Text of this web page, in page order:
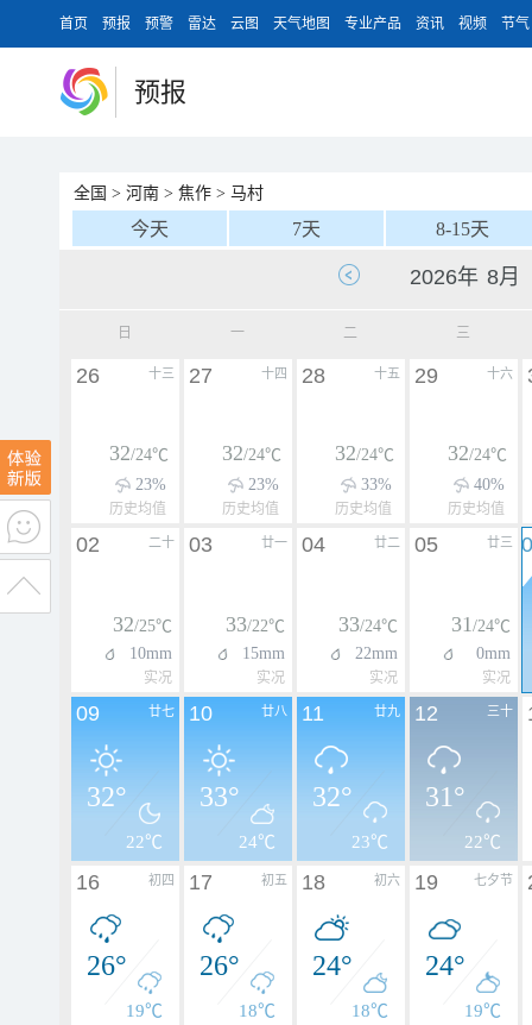
首页 预报 预警 雷达 云图 天气地图 专业产品 资讯 视频 节气
预报
全国 > 河南 > 焦作 > 马村
今天 7天 8-15天
日 一 二 三
十三
26
32/24℃
23%
历史均值
十四
27
32/24℃
23%
历史均值
十五
28
32/24℃
33%
历史均值
十六
29
32/24℃
40%
历史均值
二十
02
32/25℃
10mm
实况
廿一
03
33/22℃
15mm
实况
廿二
04
33/24℃
22mm
实况
廿三
05
31/24℃
0mm
实况
廿七
09
32°
22℃
廿八
10
33°
24℃
廿九
11
32°
23℃
三十
12
31°
22℃
初四
16
26°
19℃
初五
17
26°
18℃
初六
18
24°
18℃
七夕节
19
24°
19℃